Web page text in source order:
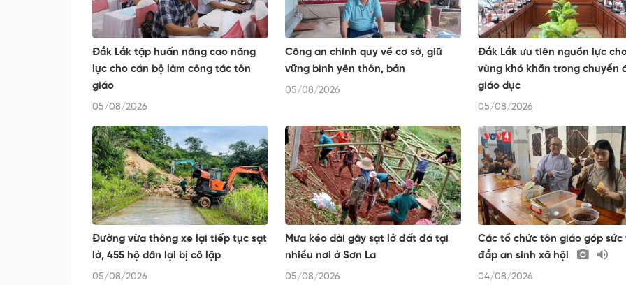
Đắk Lắk tập huấn nâng cao năng
lực cho cán bộ làm công tác tôn
giáo
05/08/2026
Công an chính quy về cơ sở, giữ
vững bình yên thôn, bản
05/08/2026
Đắk Lắk ưu tiên nguồn lực
vùng khó khăn trong chuyển
giáo dục
05/08/2026
Đường vừa thông xe lại tiếp tục sạt
lở, 455 hộ dân lại bị cô lập
05/08/2026
Mưa kéo dài gây sạt lở đất đá tại
nhiều nơi ở Sơn La
05/08/2026
Các tổ chức tôn giáo góp sức
đắp an sinh xã hội
04/08/2026